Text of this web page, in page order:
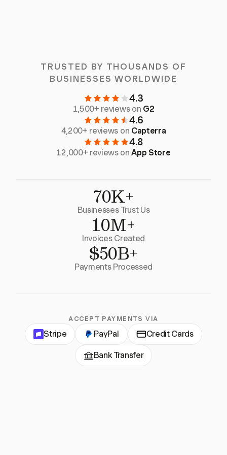
TRUSTED BY THOUSANDS OF
BUSINESSES WORLDWIDE
4.3
1,500+ reviews on G2
4.6
4,200+ reviews on Capterra
4.8
12,000+ reviews onApp Store
70K+
Businesses Trust Us
10M+
Invoices Created
$50B+
Payments Processed
ACCEPT PAYMENTS VIA
Stripe PayPal Credit Cards
Bank Transfer